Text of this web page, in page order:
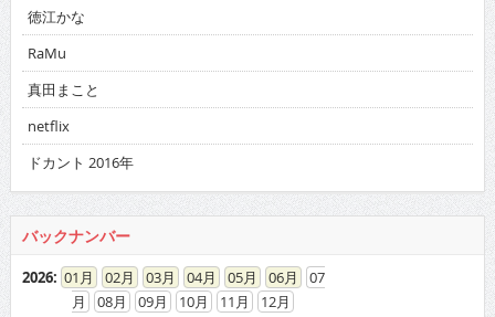
徳江かな
RaMu
真田まこと
netflix
ドカント 2016年
バックナンバー
2026: 01 02 03 04 05 06
07
08
09 10 11 12